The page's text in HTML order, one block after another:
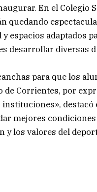
En el Colegio
quedando
espacios adaptados
desarrollar diversas
para que los
de Corrientes, por
destacó
mejores
los valores del